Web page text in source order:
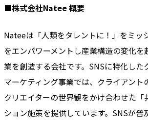
■株式会社Natee 概要
Nateeは「人類をタレントに！」をミッ
をエンパワーメントし産業構造の変化
業を創造する会社です。SNSに特化した
マーケティング事業では、クライアント
クリエイターの世界観をかけ合わせた「
ション施策を提供しています。SNSが普